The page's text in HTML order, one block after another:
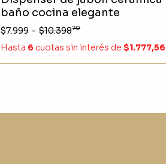
baño cocina elegante
$7.999 - $10.39870
Hasta 6 cuotas sin interés de $1.777,56